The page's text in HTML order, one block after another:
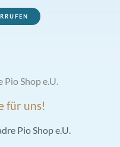
Shop e.U.
für uns!
Pio Shop e.U.